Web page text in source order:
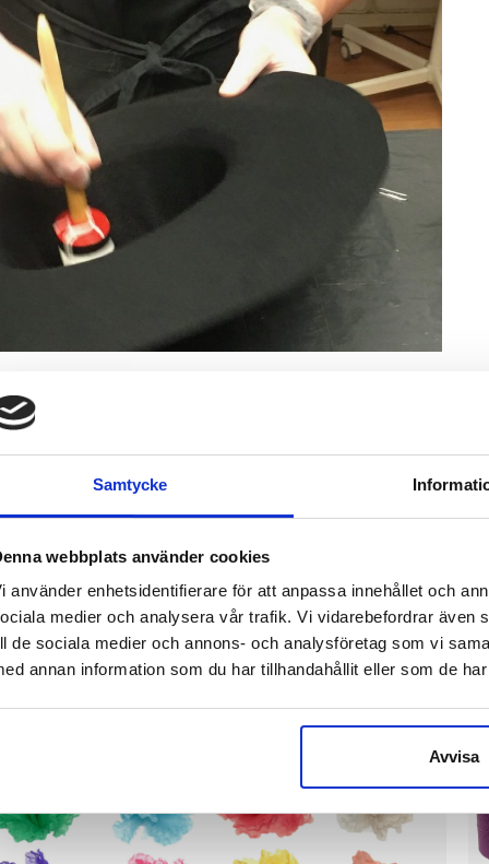
Samtycke
webbplats använder cookies
använder enhetsidentifierare för att anpassa innehållet och
medier och analysera vår trafik. Vi vidarebefordrar även
de sociala medier och annons- och analysföretag som vi
annan information som du har tillhandahållit eller som de
Avvisa
– Appretering
– 13 april >>> Sista anmälningsdag 31 mars >>> 3
platser kvar<<<